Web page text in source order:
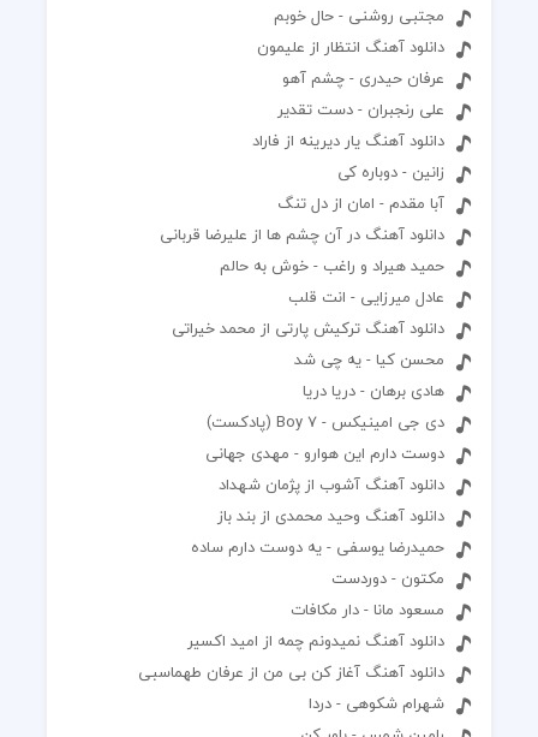
مجتبی روشنی - حال خوبم
دانلود آهنگ انتظار از علیمون
عرفان حیدری - چشم آهو
علی رنجبران - دست تقدیر
دانلود آهنگ یار دیرینه از فاراد
زانین - دوباره کی
آبا مقدم - امان از دل تنگ
دانلود آهنگ در آن چشم ها از علیرضا قربانی
حمید هیراد و راغب - خوش به حالم
عادل میرزایی - انت قلب
دانلود آهنگ ترکیش پارتی از محمد خیراتی
محسن کیا - یه چی شد
هادی برهان - دریا دریا
دی جی امینیکس - Boy 7 (پادکست)
دوست دارم این هوارو - مهدی جهانی
دانلود آهنگ آشوب از پژمان شهداد
دانلود آهنگ وحید محمدی از بند باز
حمیدرضا یوسفی - یه دوست دارم ساده
مکتون - دوردست
مسعود مانا - دار مکافات
دانلود آهنگ نمیدونم چمه از امید اکسیر
دانلود آهنگ آغاز کن بی من از عرفان طهماسبی
شهرام شکوهی - دردا